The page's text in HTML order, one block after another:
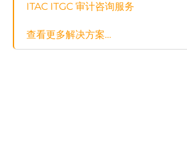
ITAC ITGC 审计咨询服务
查看更多解决方案…